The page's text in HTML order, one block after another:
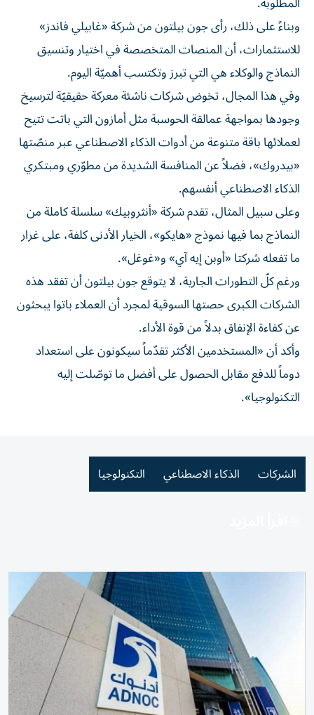
وبناءً على ذلك، رأى جون بيلتون من شركة «غابيلي فاندز»
للاستثمارات، أن المنصات المتخصصة في اختيار وتنسيق
النماذج والوكلاء هي التي تبرز وتكتسب أهميّة اليوم.
وفي هذا المجال، تخوض شركات ناشئة معركة حقيقيّة لترسيخ
وجودها بمواجهة عمالقة الحوسبة مثل أمازون التي باتت تتيح
لعملائها باقة متنوعة من أدوات الذكاء الاصطناعي عبر منصّتها
«بيدروك»، فضلاً عن المنافسة الشديدة من مطوّري ومبتكري
الذكاء الاصطناعي أنفسهم.
وعلى سبيل المثال، تقدم شركة «أنثروبيك» سلسلة كاملة من
النماذج بما فيها نموذج «هايكو»، الخيار الأدنى كلفة، على غرار
ما تفعله شركتا «أوبن إيه آي» و«غوغل».
ورغم كلّ التطورات الجارية، لا يتوقع جون بيلتون أن تفقد هذه
الشركات الكبرى حصتها السوقية لمجرد أن العملاء باتوا يبحثون
عن كفاءة الإنفاق بدلاً من قوة الأداء.
وأكد أن «المستخدمين الأكثر تقدّماً سيكونون على استعداد
دوماً للدفع مقابل الحصول على أفضل ما توصّلت إليه
التكنولوجيا».
الشركات الذكاء الاصطناعي التكنولوجيا